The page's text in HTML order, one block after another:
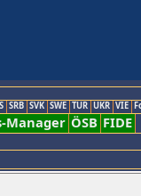
SRB SVK SWE TUR UKR VIE
Manager ÖSB FIDE